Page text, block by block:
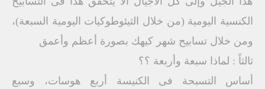
الكنسية اليومية (من خلال الثيئوطوكيات اليومية السبعة)،
ومن خلال تسابيح شهر كيهك بصورة أعظم وأعمق
ثالثاً : لماذا سبعة وأربعة ؟؟
أساس التسبحة فى الكنيسة أربع هوسات، وسبع